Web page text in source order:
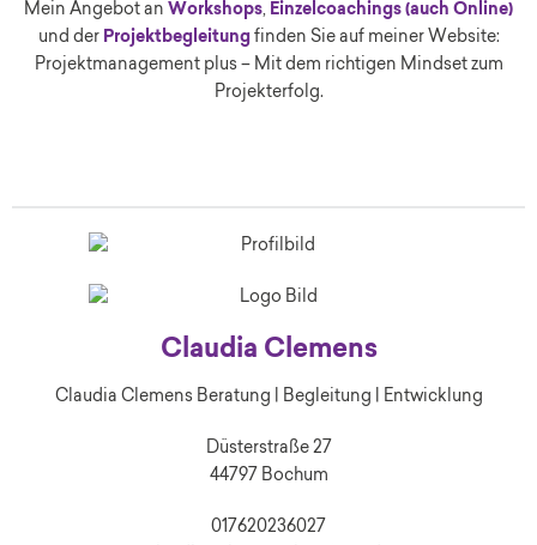
Mein Angebot an Workshops, Einzelcoachings (auch Online)
und der Projektbegleitungfinden Sie auf meiner Website:
Projektmanagement plus – Mit dem richtigen Mindset zum
Projekterfolg.
Claudia Clemens
Claudia Clemens Beratung | Begleitung | Entwicklung
Düsterstraße 27
44797 Bochum
017620236027